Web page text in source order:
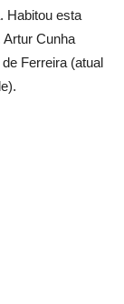
Habitou esta
Artur Cunha
Ferreira (atual